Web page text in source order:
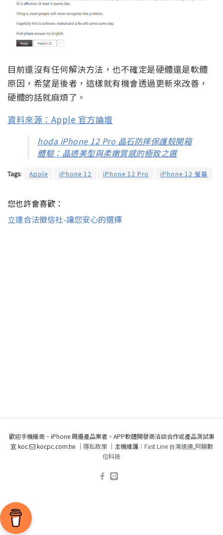
目前還沒有任何解決方法，也不確定是硬體還是軟體
原因，希望是後者，這樣就有機會透過更新來改善，
硬體的話就麻煩了。
資料來源：Apple 官方論壇
hoda iPhone 12 Pro 晶石防摔保護殼開箱
體驗：晶透美型與柔嫩質感的極致之選
Tags: Apple iPhone 12 iPhone 12 Pro iPhone 12 螢幕
您也許會喜歡：
立達合法徵信社-讓您安心的選擇
歡迎手機廠商、iPhone 周邊產品業者、APP軟體開發商洽談合作或產品測試事
宜 koc
kocpc.com.tw ｜ 隱私政策｜主機維護： Fast Line 台灣速連,阿腸數
位科技